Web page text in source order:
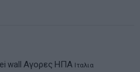
wall Αγορες ΗΠΑ Ιταλια